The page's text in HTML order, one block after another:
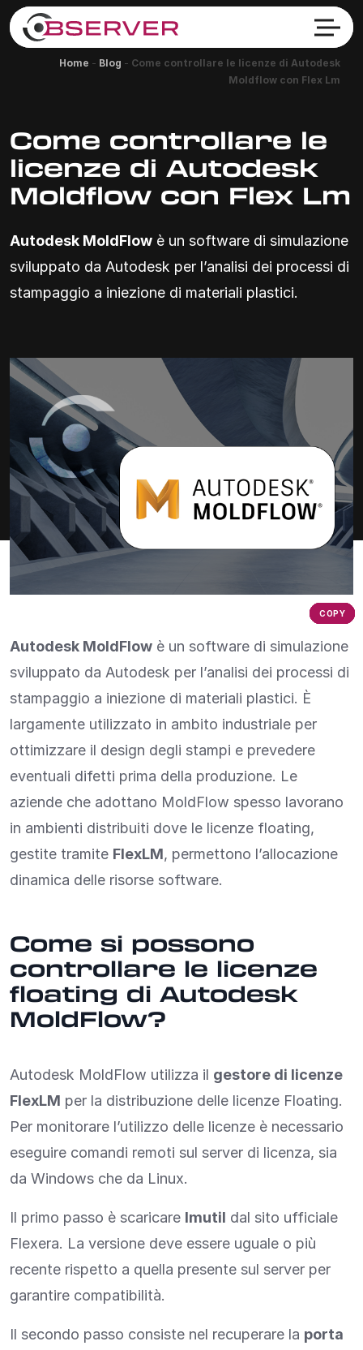
Home - Blog - Come controllare le licenze di Autodesk
Moldflow con Flex Lm
Come controllare le
licenze di Autodesk
Moldflow con Flex Lm
Autodesk MoldFlow è un software di simulazione
sviluppato da Autodesk per l’analisi dei processi di
stampaggio a iniezione di materiali plastici.
Autodesk MoldFlow è un software di simulazione
sviluppato da Autodesk per l’analisi dei processi di
stampaggio a iniezione di materiali plastici. È
largamente utilizzato in ambito industriale per
ottimizzare il design degli stampi e prevedere
eventuali difetti prima della produzione. Le
aziende che adottano MoldFlow spesso lavorano
in ambienti distribuiti dove le licenze floating,
gestite tramite FlexLM, permettono l’allocazione
dinamica delle risorse software.
Come si possono
controllare le licenze
floating di Autodesk
MoldFlow?
Autodesk MoldFlow utilizza il gestore di licenze
FlexLM per la distribuzione delle licenze Floating.
Per monitorare l’utilizzo delle licenze è necessario
eseguire comandi remoti sul server di licenza, sia
da Windows che da Linux.
Il primo passo è scaricare lmutil dal sito ufficiale
Flexera. La versione deve essere uguale o più
recente rispetto a quella presente sul server per
garantire compatibilità.
Il secondo passo consiste nel recuperare la porta
COPY
COPY
COPY
COPY
COPY
COPY